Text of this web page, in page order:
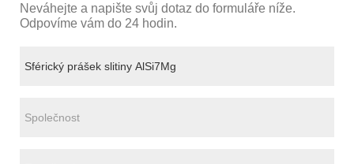
Neváhejte a napište svůj dotaz do formuláře níže.
Odpovíme vám do 24 hodin.